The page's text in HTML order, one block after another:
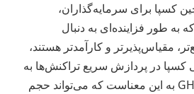
کسپا برای سرمایه‌گذاران،
به طور فزاینده‌ای به دنبال
مقیاس‌پذیرتر و کارآمدتر هستند،
کسپا در پردازش سریع تراکنش‌ها به
لطف پروتکل GHOSTDAG به این معناست که می‌تواند حجم